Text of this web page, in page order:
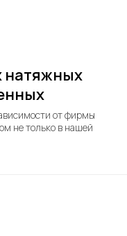
натяжных
от фирмы
не только в нашей